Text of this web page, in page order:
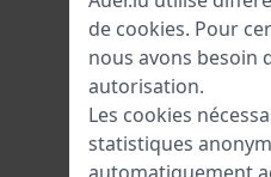
de cookies. Pour
nous avons besoin
autorisation.
Les cookies
statistiques